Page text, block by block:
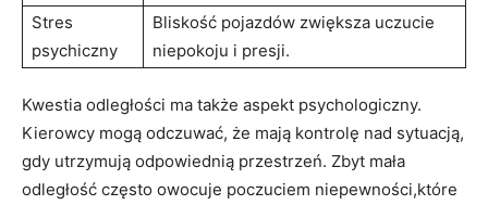
Stres
‌psychiczny
Bliskość pojazdów zwiększa uczucie
⁣niepokoju i⁤ presji.
Kwestia odległości ⁢ma także aspekt psychologiczny.⁣
Kierowcy mogą odczuwać, że mają ​kontrolę nad sytuacją,
gdy utrzymują odpowiednią ⁢przestrzeń. Zbyt⁤ mała
odległość często owocuje ⁣poczuciem niepewności,które